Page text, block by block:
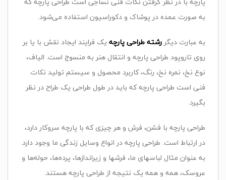
به صورت عمده در پوشاک و دکوراسیون استفاده می‌شود.
به عبارت دیگررشته طراحی پارچه یک فرایند ایجاد نقش با یا بر
روی تاروپود طراحی پارچه و انتقال هنر به منسوج است. الیاف،
نوع نخ، نمره نخ، رنگ، کاربرد محصول و سیستم تولید نکات
فنی است طراحی پارچهکه باید در طول طراحی یک طراح در نظر
بگیرد.
طراحی پارچه با فشن، فرش و هر چیزی که با پارچه سروکار دارد،
در ارتباط است. طراحی پارچه در انواع وسایل زندگی ما وجود دارد.
به عنوان مثال لباسهای ما، فرشها و زیراندازها، پرده‌ها، حوله‌ها و
عروسک، همه و همه یک نتیجه از طراحی پارچه هستند.